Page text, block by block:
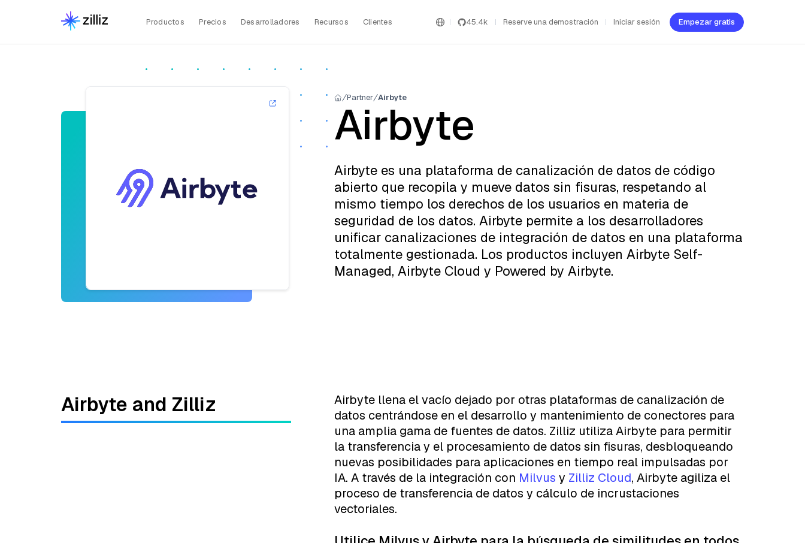
Productos Precios Desarrolladores Recursos Clientes 45.4k Reserve una demostración Iniciar sesión Empezar gratis
Partner Airbyte
Airbyte
Airbyte es una plataforma de canalización de datos de código
abierto que recopila y mueve datos sin fisuras, respetando al
mismo tiempo los derechos de los usuarios en materia de
seguridad de los datos. Airbyte permite a los desarrolladores
unificar canalizaciones de integración de datos en una plataforma
totalmente gestionada. Los productos incluyen Airbyte Self-
Managed, Airbyte Cloud y Powered by Airbyte.
Airbyte and Zilliz
Airbyte llena el vacío dejado por otras plataformas de canalización de
datos centrándose en el desarrollo y mantenimiento de conectores para
una amplia gama de fuentes de datos. Zilliz utiliza Airbyte para permitir
la transferencia y el procesamiento de datos sin fisuras, desbloqueando
nuevas posibilidades para aplicaciones en tiempo real impulsadas por
IA. A través de la integración con Milvus y Zilliz Cloud, Airbyte agiliza el
proceso de transferencia de datos y cálculo de incrustaciones
vectoriales.